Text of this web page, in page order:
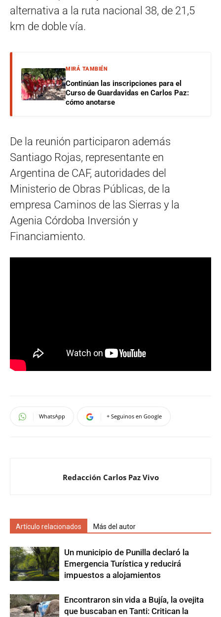
alternativa a la ruta nacional 38, de 21,5
km de doble vía.
MIRÁ TAMBIÉN
Continúan las inscripciones para el
Curso de Guardavidas en Carlos Paz:
cómo anotarse
De la reunión participaron además
Santiago Rojas, representante en
Argentina de CAF, autoridades del
Ministerio de Obras Públicas, de la
empresa Caminos de las Sierras y la
Agenia Córdoba Inversión y
Financiamiento.
WhatsApp + Seguinos en Google
Redacción Carlos Paz Vivo
Artículo relacionados Más del autor
Un municipio de Punilla declaró la
Emergencia Turística y reducirá
impuestos a alojamientos
Encontraron sin vida a Bujía, la ovejita
que buscaban en Tanti: Critican la